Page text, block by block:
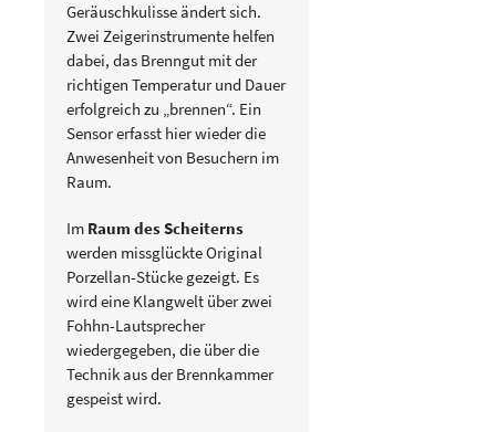
Geräuschkulisse ändert sich.
Zwei Zeigerinstrumente helfen
dabei, das Brenngut mit der
richtigen Temperatur und Dauer
erfolgreich zu „brennen“. Ein
Sensor erfasst hier wieder die
Anwesenheit von Besuchern im
Raum.
Im Raum des Scheiterns
werden missglückte Original
Porzellan-Stücke gezeigt. Es
wird eine Klangwelt über zwei
Fohhn-Lautsprecher
wiedergegeben, die über die
Technik aus der Brennkammer
gespeist wird.